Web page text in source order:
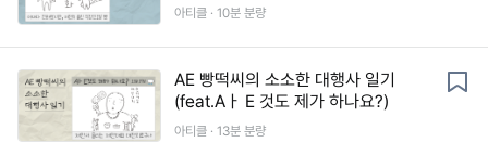
아티클 · 10분 분량
AE 빵떡씨의 소소한 대행사 일기
(feat.Aㅏ E 것도 제가 하나요?)
아티클 · 13분 분량